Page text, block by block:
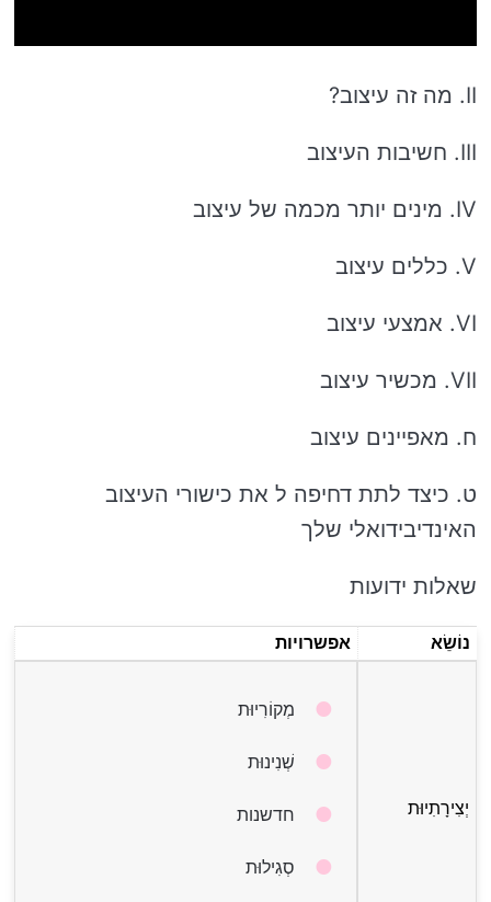
II. מה זה עיצוב?
III. חשיבות העיצוב
IV. מינים יותר מכמה של עיצוב
V. כללים עיצוב
VI. אמצעי עיצוב
VII. מכשיר עיצוב
ח. מאפיינים עיצוב
ט. כיצד לתת דחיפה ל את כישורי העיצוב
האינדיבידואלי שלך
שאלות ידועות
נוֹשֵׂא אפשרויות
יְצִירָתִיוּת
מְקוֹרִיוּת
שְׁנִינוּת
חדשנות
סְגִילוּת